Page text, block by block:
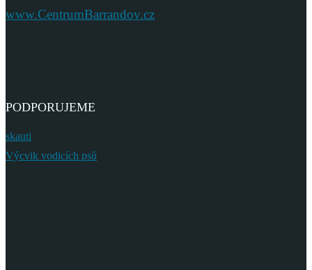
www.CentrumBarrandov.cz
PODPORUJEME
skauti
Výcvik vodicích psů